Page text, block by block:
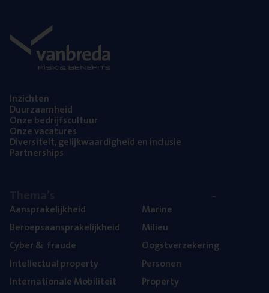
Inzich­ten
Duur­zaam­heid
Onze bedrijfs­cul­tuur
Onze vaca­tu­res
Diver­si­teit, gelijk­waar­dig­heid en inclusie
Part­ner­ships
Aan­spra­ke­lijk­heid
Beroeps­aan­spra­ke­lijk­heid
Cyber& fraude
Intel­lec­tu­al property
Inter­na­ti­o­na­le Mobiliteit
Mari­ne
Mili­eu
Oogst­ver­ze­ke­ring
Per­so­nen
Pro­per­ty